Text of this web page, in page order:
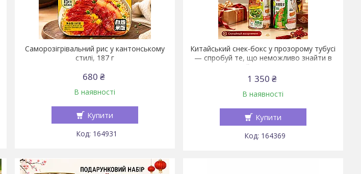
Саморозігрівальний рис у кантонському
стилі, 187 г
680 ₴
В наявності
Купити
164931
Китайський снек-бокс у прозорому тубусі
— спробуй те, що неможливо знайти в
звичайному магазині!
1 350 ₴
В наявності
Купити
164369